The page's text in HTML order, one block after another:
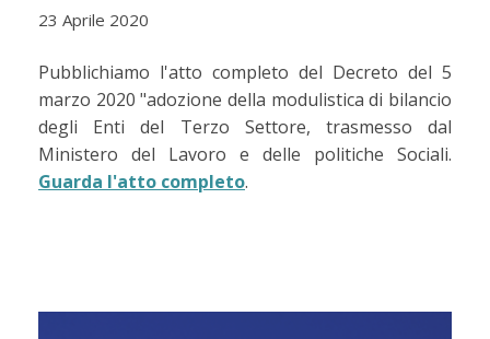
23 Aprile 2020
Pubblichiamo l'atto completo del Decreto del 5
marzo 2020 "adozione della modulistica di bilancio
degli Enti del Terzo Settore, trasmesso dal
Ministero del Lavoro e delle politiche Sociali.
Guarda l'atto completo.